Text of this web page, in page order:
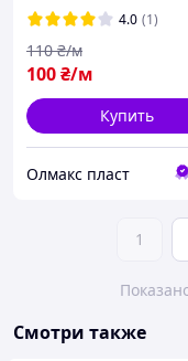
4.0 (1)
100₴/м
110 ₴/м
Купить
Олмакс пласт
1
Смотри также